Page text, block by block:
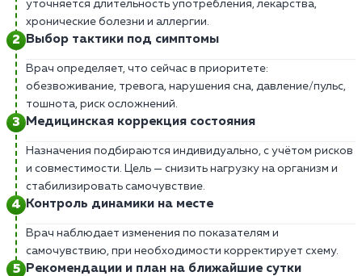
уточняется длительность употребления, лекарства,
хронические болезни и аллергии.
Выбор тактики под симптомы
Врач определяет, что сейчас в приоритете:
обезвоживание, тревога, нарушения сна, давление/пульс,
тошнота, риск осложнений.
Медицинская коррекция состояния
Назначения подбираются индивидуально, с учётом рисков
и совместимости. Цель — снизить нагрузку на организм и
стабилизировать самочувствие.
Контроль динамики на месте
Врач наблюдает изменения по показателям и
самочувствию, при необходимости корректирует схему.
Рекомендации и план на ближайшие сутки